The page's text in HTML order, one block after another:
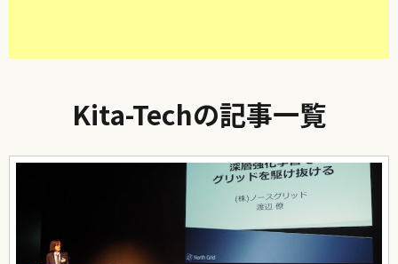
Kita-Techの記事一覧